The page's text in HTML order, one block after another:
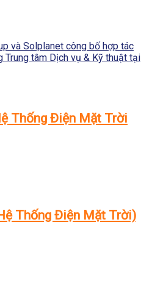
và Solplanet công bố hợp tác
Trung tâm Dịch vụ & Kỹ thuật tại
Thống Điện Mặt Trời
Thống Điện Mặt Trời)